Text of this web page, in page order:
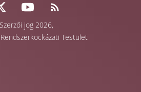
Szerzői jog 2026,
Testület